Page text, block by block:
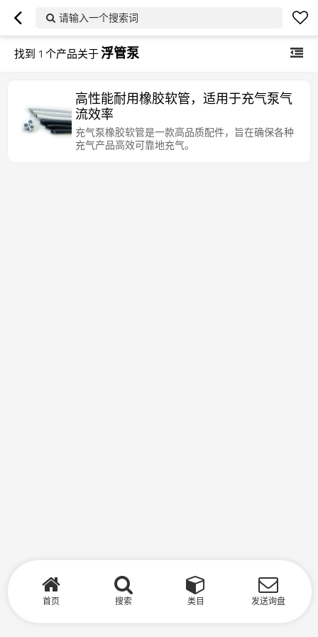
请输入一个搜索词
找到 1 个产品关于浮管泵
高性能耐用橡胶软管，适用于充气泵气
流效率
充气泵橡胶软管是一款高品质配件，旨在确保各种
充气产品高效可靠地充气。
首页 搜索 类目 发送询盘